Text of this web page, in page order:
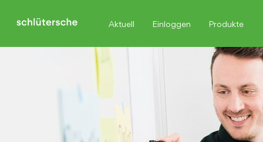
Aktuell Einloggen Produkte